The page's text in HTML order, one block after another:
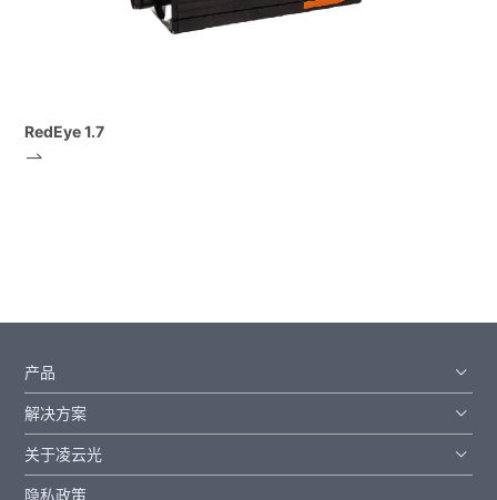
RedEye 1.7
产品
解决方案
关于凌云光
隐私政策